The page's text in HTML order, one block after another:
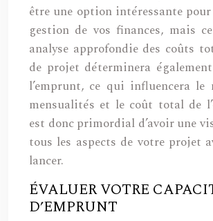
être une option intéressante
gestion de vos finances, mais
analyse approfondie des coûts
de projet déterminera
l’emprunt, ce qui influencera le
mensualités et le coût total de
est donc primordial d’avoir une
tous les aspects de votre projet
lancer.
ÉVALUER VOTRE
D’EMPRUNT